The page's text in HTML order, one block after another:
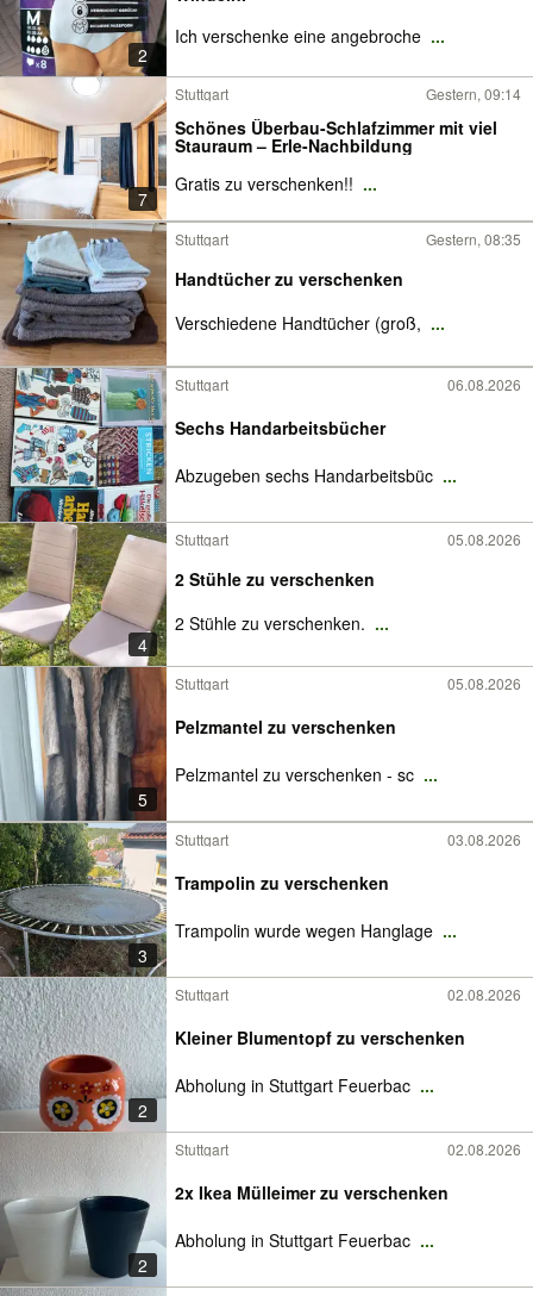
2
Ich verschenke eine angebroche ...
7
Stuttgart Gestern, 09:14
Schönes Überbau-Schlafzimmer mit viel
Stauraum – Erle-Nachbildung
Gratis zu verschenken!! ...
Stuttgart Gestern, 08:35
Handtücher zu verschenken
Verschiedene Handtücher (groß, ...
Stuttgart 06.08.2026
Sechs Handarbeitsbücher
Abzugeben sechs Handarbeitsbüc ...
4
Stuttgart 05.08.2026
2 Stühle zu verschenken
2 Stühle zu verschenken. ...
5
Stuttgart 05.08.2026
Pelzmantel zu verschenken
Pelzmantel zu verschenken - sc ...
3
Stuttgart 03.08.2026
Trampolin zu verschenken
Trampolin wurde wegen Hanglage ...
2
Stuttgart 02.08.2026
Kleiner Blumentopf zu verschenken
Abholung in Stuttgart Feuerbac ...
2
Stuttgart 02.08.2026
2x Ikea Mülleimer zu verschenken
Abholung in Stuttgart Feuerbac ...